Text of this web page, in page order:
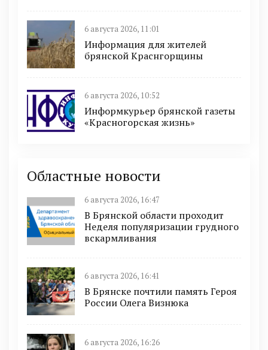
6 августа 2026, 11:01
Информация для жителей
брянской Краснгорщины
6 августа 2026, 10:52
Информкурьер брянской газеты
«Красногорская жизнь»
Областные новости
6 августа 2026, 16:47
В Брянской области проходит
Неделя популяризации грудного
вскармливания
6 августа 2026, 16:41
В Брянске почтили память Героя
России Олега Визнюка
6 августа 2026, 16:26